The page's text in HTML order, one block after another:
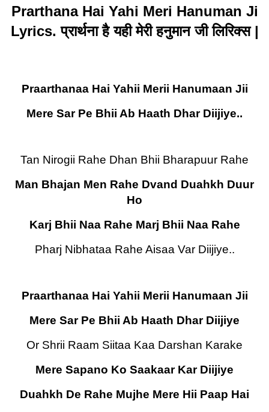
Prarthana Hai Yahi Meri Hanuman Ji
Lyrics.प्रार्थना है यही मेरी हनुमान जी लिरिक्स |
Praarthanaa Hai Yahii Merii Hanumaan Jii
Mere Sar Pe Bhii Ab Haath Dhar Diijiye..
Tan Nirogii Rahe Dhan Bhii Bharapuur Rahe
Man Bhajan Men Rahe Dvand Duahkh Duur
Ho
Karj Bhii Naa Rahe Marj Bhii Naa Rahe
Pharj Nibhataa Rahe Aisaa Var Diijiye..
Praarthanaa Hai Yahii Merii Hanumaan Jii
Mere Sar Pe Bhii Ab Haath Dhar Diijiye
Or Shrii Raam Siitaa Kaa Darshan Karake
Mere Sapano Ko Saakaar Kar Diijiye
Duahkh De Rahe Mujhe Mere Hii Paap Hai